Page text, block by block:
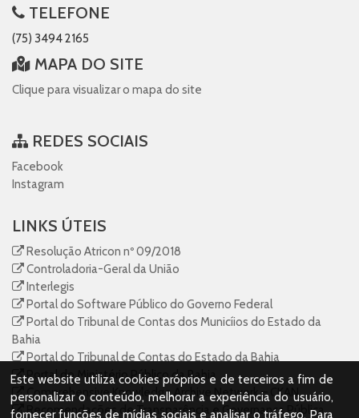
TELEFONE
(75) 3494 2165
MAPA DO SITE
Clique para visualizar o mapa do site
REDES SOCIAIS
Facebook
Instagram
LINKS ÚTEIS
Resolução Atricon nº 09/2018
Controladoria-Geral da União
Interlegis
Portal do Software Público do Governo Federal
Portal do Tribunal de Contas dos Municíios do Estado da
Bahia
Portal do Tribunal de Contas do Estado da Bahia
Portal do Ministério Público da Bahia
Comprehensive Knowledge Archive Network – CKAN
Recomendações de Transparência e Governança Pública
Este website utiliza cookies próprios e de terceiros a fim de
personalizar o conteúdo, melhorar a experiência do usuário,
fornecer funções de mídias sociais e analisar o tráfego. Para